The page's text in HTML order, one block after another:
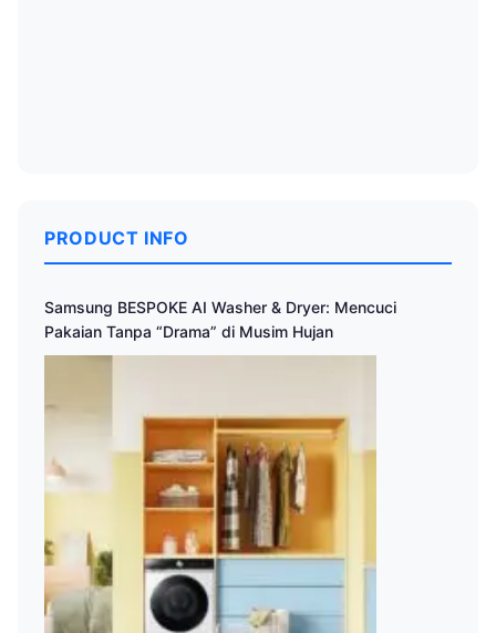
PRODUCT INFO
Samsung BESPOKE AI Washer & Dryer: Mencuci
Pakaian Tanpa “Drama” di Musim Hujan